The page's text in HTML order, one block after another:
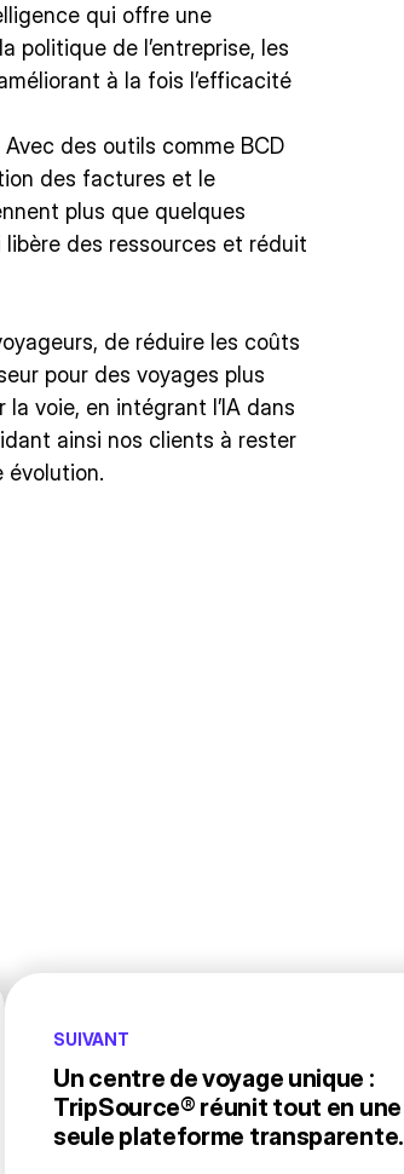
qui offre une
politique de l’entreprise, les
à la fois l’efficacité
des outils comme BCD
des factures et le
plus que quelques
des ressources et réduit
de réduire les coûts
pour des voyages plus
voie, en intégrant l’IA dans
ainsi nos clients à rester
évolution.
SUIVANT
Un centre de voyage unique :
TripSource® réunit tout en une
seule plateforme transparente.